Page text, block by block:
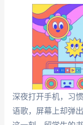
深夜打开手机，习
语歌，屏幕上却弹